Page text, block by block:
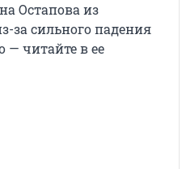
Остапова из
за сильного падения
читайте в ее